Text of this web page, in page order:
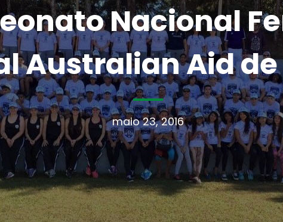
Nacional
Australian Aid
maio 23, 2016